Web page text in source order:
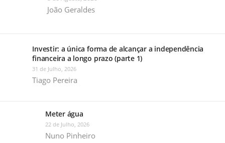
João Geraldes
Investir: a única forma de alcançar a independência
financeira a longo prazo (parte 1)
31 de Julho, 2026
Tiago Pereira
Meter água
22 de Julho, 2026
Nuno Pinheiro